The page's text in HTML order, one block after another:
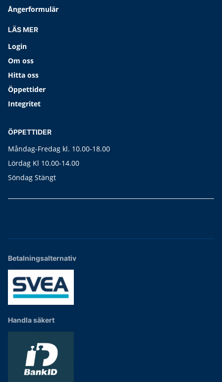
Ångerformulär
LÄS MER
Login
Om oss
Hitta oss
Öppettider
Integritet
ÖPPETTIDER
Måndag-Fredag kl. 10.00-18.00
Lördag Kl 10.00-14.00
Söndag Stängt
Betalningsalternativ
Handla säkert